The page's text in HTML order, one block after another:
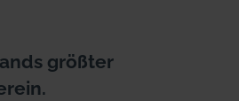
größter